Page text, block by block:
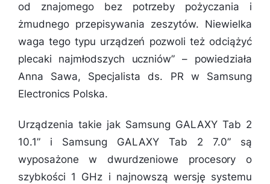
od znajomego bez potrzeby pożyczania i
żmudnego przepisywania zeszytów. Niewielka
waga tego typu urządzeń pozwoli też odciążyć
plecaki najmłodszych uczniów” – powiedziała
Anna Sawa, Specjalista ds. PR w Samsung
Electronics Polska.
Urządzenia takie jak Samsung GALAXY Tab 2
10.1” i Samsung GALAXY Tab 2 7.0” są
wyposażone w dwurdzeniowe procesory o
szybkości 1 GHz i najnowszą wersję systemu